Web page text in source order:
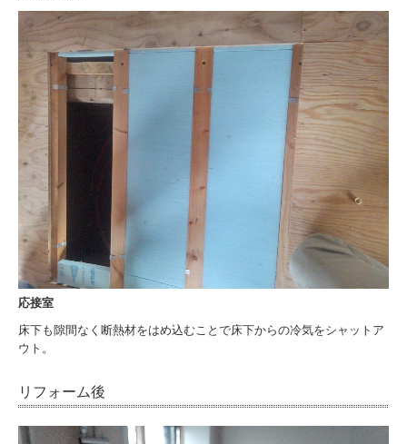
採用情報
代表あいさつ
福利厚生・イベント
社員インタビュー
応接室
床下も隙間なく断熱材をはめ込むことで床下からの冷気をシャットア
ウト。
リフォーム後